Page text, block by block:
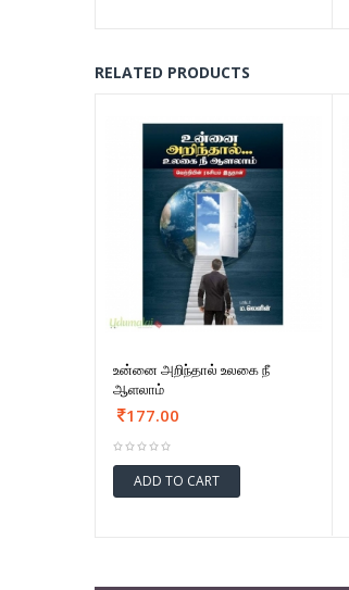
RELATED PRODUCTS
உன்னை அறிந்தால் உலகை நீ
ஆளலாம்
177.00
ADD TO CART